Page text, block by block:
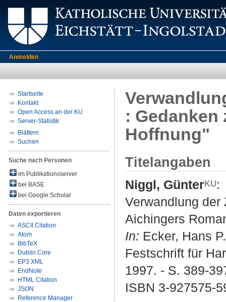
Anmelden
Startseite
Kontakt
Open Access an der KU
Server-Statistik
Blättern
Suchen
Suche nach Personen
im Publikationsserver
bei BASE
bei Google Scholar
Daten exportieren
ASCII Citation
Atom
BibTeX
Dublin Core
EP3 XML
EndNote
HTML Citation
JSON
Reference Manager
:
Hoffnung"
Titelangaben
Niggl, Günter
:
Verwandlung
Aichingers
In: Ecker, Hans
Festschrift für
1997. - S. 389-
ISBN 3-927575-